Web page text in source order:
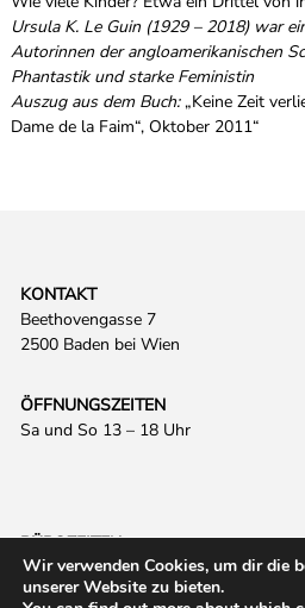
Ursula K. Le Guin (1929 – 2018) war
Autorinnen der angloamerikanischen
Phantastik und starke Feministin
Auszug aus dem Buch:„Keine Zeit
Dame de la Faim“, Oktober 2011“
KONTAKT
Beethovengasse 7
2500 Baden bei Wien
ÖFFNUNGSZEITEN
Sa und So 13 – 18 Uhr
BÜROZEITEN
Fr 10 – 17 Uhr
office@kunstvereinbaden.at
Wir verwenden Cookies, um dir die
unserer Website zu bieten.